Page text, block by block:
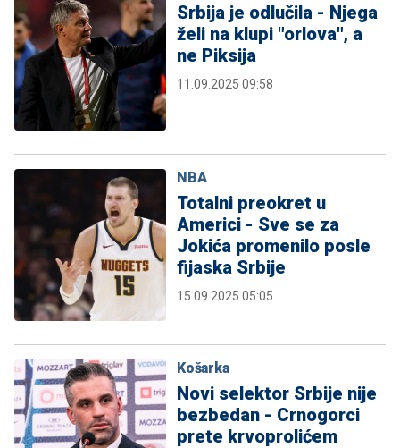
Srbija je odlučila - Njega
želi na klupi "orlova", a
ne Piksija
11.09.2025 09:58
NBA
Totalni preokret u
Americi - Sve se za
Jokića promenilo posle
fijaska Srbije
15.09.2025 05:05
Košarka
Novi selektor Srbije nije
bezbedan - Crnogorci
prete krvoprolićem